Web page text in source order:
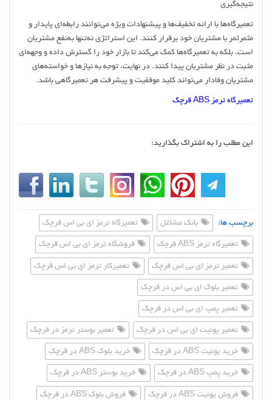
نتیجه‌گیری
تعمیرگاه‌ها با ارائه تخفیف‌ها و پیشنهادات ویژه می‌توانند رابطه‌ای پایدار و
مثمرثمر با مشتریان خود برقرار کنند. این استراتژی نه‌تنها به‌نفع مشتریان
است، بلکه به تعمیرگاه‌ها کمک می‌کند تا بازار خود را گسترش داده و وجهه‌ای
مثبت در نظر مشتریان پیدا کنند. در نهایت، توجه به نیازها و خواسته‌های
مشتریان وفادار می‌تواند کلید موفقیت و پیشرفت هر تعمیرگاهی باشد.
تعمیرگاه ترمز ABS قرچک
این مطلب را به اشتراک بگذارید:
برچسب ها: بانک مشاغل تعمیرگاه ترمز ای بی اس قرچک
تعمیرگاه ترمز ABS قرچک فروشگاه ترمز ای بی اس قرچک
تعمیر ترمز ای بی اس قرچک تعمیرکار ترمز ای بی اس قرچک
تعمیر بلوک ای بی اس در قرچک
تعمیر پمپ ای بی اس در قرچک
تعمیر یونیت ای بی اس در قرچک تعمیر بوستر ترمز در قرچک
خرید یونیت ABS در قرچک خرید بلوک ABS در قرچک
خرید پمپ ABS در قرچک خرید بوستر ABS در قرچک
فروش یونیت ABS در قرچک فروش بلوک ABS در قرچک